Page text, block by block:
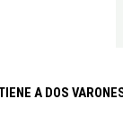
A DOS